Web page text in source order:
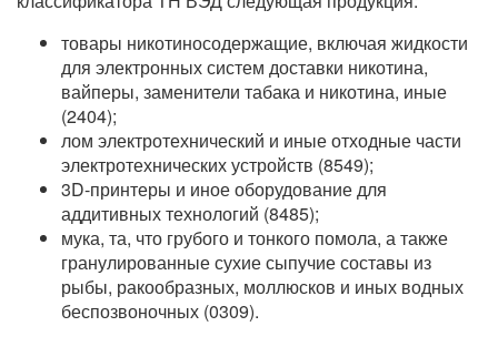
товары никотиносодержащие, включая жидкости
для электронных систем доставки никотина,
вайперы, заменители табака и никотина, иные
(2404);
лом электротехнический и иные отходные части
электротехнических устройств (8549);
3D-принтеры и иное оборудование для
аддитивных технологий (8485);
мука, та, что грубого и тонкого помола, а также
гранулированные сухие сыпучие составы из
рыбы, ракообразных, моллюсков и иных водных
беспозвоночных (0309).